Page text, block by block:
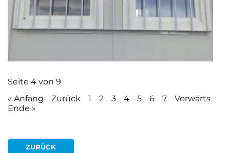
Seite 4 von 9
« Anfang
Zurück 1 2 3 4 5 6 7
Vorwärts
Ende »
ZURÜCK